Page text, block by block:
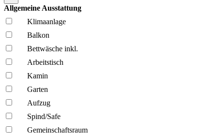
Allgemeine Ausstattung
Klima­anlage
Balkon
Bettwäsche inkl.
Arbeitstisch
Kamin
Garten
Aufzug
Spind/Safe
Gemeinschafts­raum